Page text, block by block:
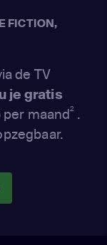
FICTION,
de TV
je gratis
per maand
2 .